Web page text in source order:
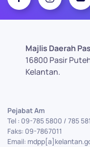
Majlis Daerah
16800 Pasir
Kelantan.
Pejabat Am
Tel : 09-785 5800 / 785
Faks: 09-7867011
Email: